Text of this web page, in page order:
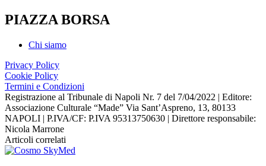
PIAZZA BORSA
Chi siamo
Privacy Policy
Cookie Policy
Termini e Condizioni
Registrazione al Tribunale di Napoli Nr. 7 del 7/04/2022 | Editore:
Associazione Culturale “Made” Via Sant’Aspreno, 13, 80133
NAPOLI | P.IVA/CF: P.IVA 95313750630 | Direttore responsabile:
Nicola Marrone
Articoli correlati